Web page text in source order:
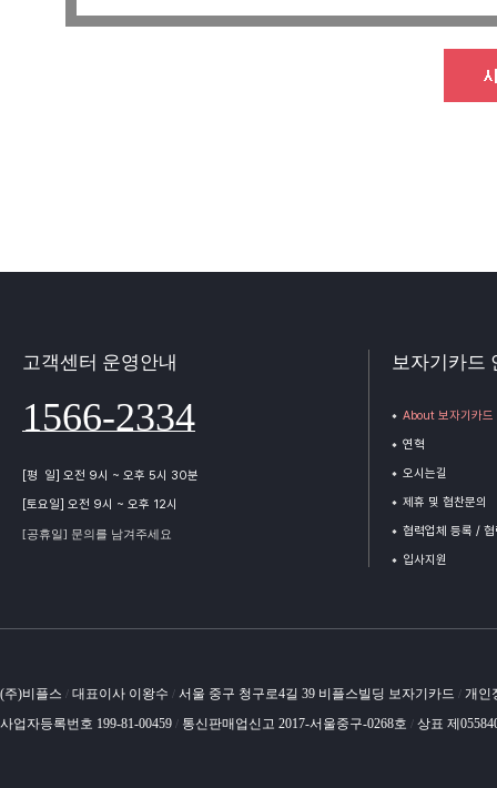
고객센터 운영안내
1566-2334
[평 일] 오전 9시 ~ 오후 5시 30분
[토요일] 오전 9시 ~ 오후 12시
[공휴일] 문의를 남겨주세요
보자기카드
About 보자기카드
연혁
오시는길
제휴 및 협찬문의
협력업체 등록 /
입사지원
(주)비플스 / 대표이사 이왕수 / 서울 중구 청구로4길 39 비플스빌딩 보자기카드 / 개인
사업자등록번호 199-81-00459 / 통신판매업신고 2017-서울중구-0268호 / 상표 제